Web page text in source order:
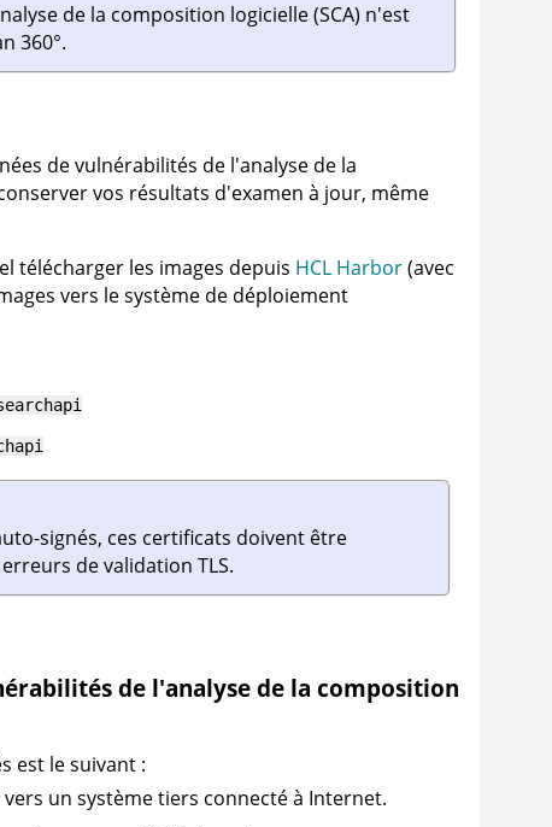
de la composition logicielle (SCA) n'est
360°.
de vulnérabilités de l'analyse de la
vos résultats d'examen à jour, même
télécharger les images depuis HCL Harbor(avec
vers le système de déploiement
signés, ces certificats doivent être
de validation TLS.
de l'analyse de la composition
est le suivant :
un système tiers connecté à Internet.